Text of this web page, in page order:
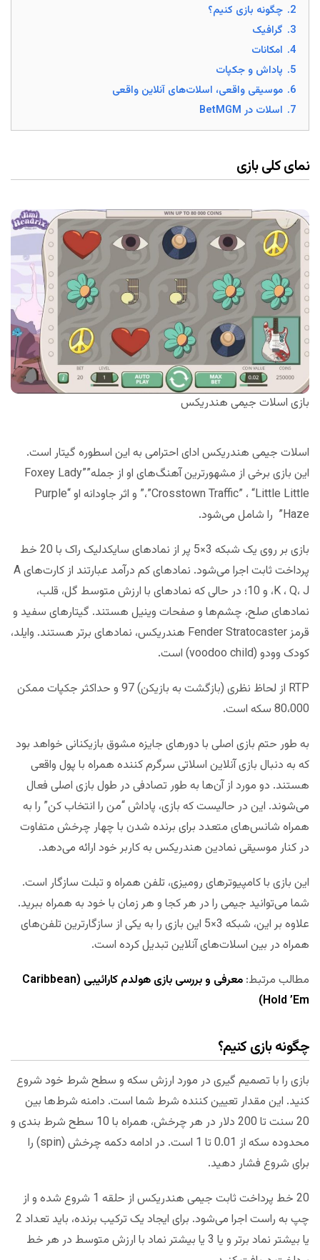
2. چگونه بازی کنیم؟
3. گرافیک
4. امکانات
5. پاداش و جکپات
6. موسیقی واقعی، اسلات‌های آنلاین واقعی
7. اسلات در BetMGM
نمای کلی بازی
بازی اسلات جیمی هندریکس
اسلات جیمی هندریکس ادای احترامی به این اسطوره گیتار است.
این بازی برخی از مشهورترین آهنگ‌های او از جمله”Foxey Lady”
،”Crosstown Traffic” ، “Little Little” و اثر جاودانه او “Purple
Haze” را شامل می‌شود.
بازی بر روی یک شبکه 3×5 پر از نمادهای سایکدلیک راک با 20 خط
پرداخت ثابت اجرا می‌شود. نمادهای کم درآمد عبارتند از کارت‌های A
،K ، Q، J و 10؛ در حالی که نمادهای با ارزش متوسط ​​گل، قلب،
نمادهای صلح، چشم‌ها و صفحات وینیل هستند. گیتارهای سفید و
قرمز Fender Stratocaster هندریکس، نمادهای برتر هستند. وایلد،
کودک وودو (voodoo child) است.
RTP از لحاظ نظری (بازگشت به بازیکن) 97 و حداکثر جکپات ممکن
80،000 سکه است.
به طور حتم بازی اصلی با دورهای جایزه مشوق بازیکنانی خواهد بود
که به دنبال بازی آنلاین اسلاتی سرگرم کننده همراه با پول واقعی
هستند. دو مورد از آن‌ها به طور تصادفی در طول بازی اصلی فعال
می‌شوند. این در حالیست که بازی، پاداش “من را انتخاب کن” را به
همراه شانس‌های متعدد برای برنده شدن با چهار چرخش متفاوت
در کنار موسیقی نمادین هندریکس به کاربر خود ارائه می‌دهد.
این بازی با کامپیوترهای رومیزی، تلفن همراه و تبلت سازگار است.
شما می‌توانید جیمی را در هر کجا و هر زمان با خود به همراه ببرید.
علاوه بر این، شبکه 3×5 این بازی را به یکی از سازگارترین تلفن‌های
همراه در بین اسلات‌های آنلاین تبدیل کرده است.
مطالب مرتبط:
معرفی و بررسی بازی هولدم کارائیبی (Caribbean
Hold ’Em)
چگونه بازی کنیم؟
بازی را با تصمیم گیری در مورد ارزش سکه و سطح شرط خود شروع
کنید. این مقدار تعیین کننده شرط شما است. دامنه شرط‌ها بین
20 سنت تا 200 دلار در هر چرخش، همراه با 10 سطح شرط بندی و
محدوده سکه از 0.01 تا 1 است. در ادامه دکمه چرخش (spin) را
برای شروع فشار دهید.
20 خط پرداخت ثابت جیمی هندریکس از حلقه 1 شروع شده و از
چپ به راست اجرا می‌شود. برای ایجاد یک ترکیب برنده، باید تعداد 2
یا بیشتر نماد برتر و یا 3 یا بیشتر نماد با ارزش متوسط در هر خط